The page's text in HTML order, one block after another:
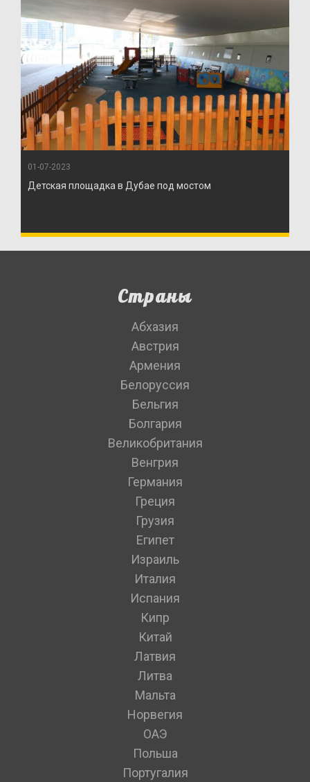
01-07-2023
Детская площадка в Дубае под мостом
Страны
Абхазия
Австрия
Армения
Белоруссия
Бельгия
Болгария
Великобритания
Венгрия
Германия
Греция
Грузия
Египет
Израиль
Италия
Испания
Кипр
Китай
Латвия
Литва
Мальта
Норвегия
ОАЭ
Польша
Португалия